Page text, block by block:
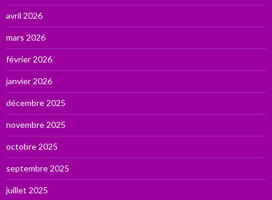
avril 2026
mars 2026
février 2026
janvier 2026
décembre 2025
novembre 2025
octobre 2025
septembre 2025
juillet 2025